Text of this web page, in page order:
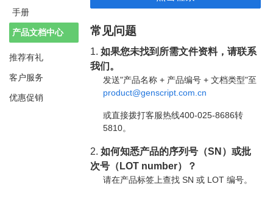
手册
产品文档中心
推荐有礼
客户服务
优惠促销
常见问题
1.如果您未找到所需文件资料，请联系
我们。
发送"产品名称 + 产品编号 + 文档类型"至
product@genscript.com.cn
或直接拨打客服热线400-025-8686转
5810。
2.如何知悉产品的序列号（SN）或批
次号（LOT number）？
请在产品标签上查找 SN 或 LOT 编号。